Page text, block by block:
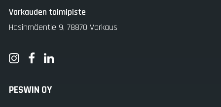
Varkauden toimipiste
Hasinmäentie 9, 78870 Varkaus
PESWIN OY